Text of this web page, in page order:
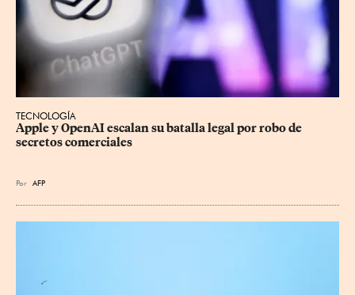
TECNOLOGÍA
Apple y OpenAI escalan su batalla legal por robo de
secretos comerciales
Por AFP